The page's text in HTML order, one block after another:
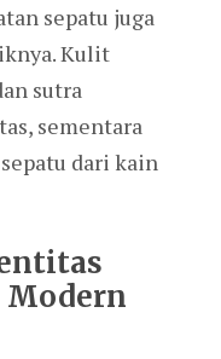
sepatu juga
Kulit
sutra
sementara
dari kain
Modern